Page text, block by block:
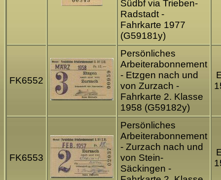
Südbf via Trieben-
Radstadt -
Fahrkarte 1977
(G59181y)
FK6552
Persönliches
Arbeiterabonnement
- Etzgen nach und
von Zurzach -
Fahrkarte 2. Klasse
1958 (G59182y)
FK6553
Persönliches
Arbeiterabonnement
- Zurzach nach und
von Stein-
Säckingen -